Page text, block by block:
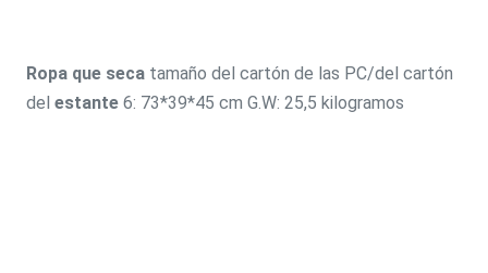
Ropa que seca tamaño del cartón de las PC/del cartón
del estante 6: 73*39*45 cm G.W: 25,5 kilogramos